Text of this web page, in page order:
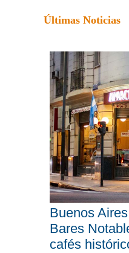
Últimas Noticias
Buenos
Bares
cafés